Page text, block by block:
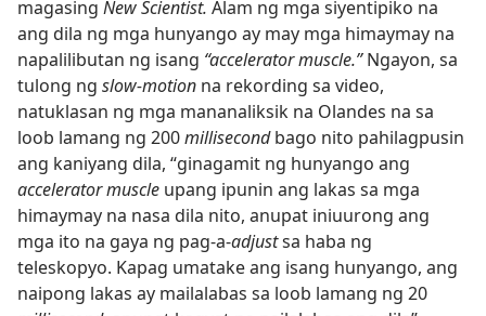
magasing New Scientist. Alam ng mga siyentipiko na
ang dila ng mga hunyango ay may mga himaymay na
napalilibutan ng isang “accelerator muscle.”Ngayon, sa
tulong ng slow-motion na rekording sa video,
natuklasan ng mga mananaliksik na Olandes na sa
loob lamang ng 200millisecondbago nito pahilagpusin
ang kaniyang dila, “ginagamit ng hunyango ang
accelerator muscle upang ipunin ang lakas sa mga
himaymay na nasa dila nito, anupat iniuurong ang
mga ito na gaya ng pag-a-adjustsa haba ng
teleskopyo. Kapag umatake ang isang hunyango, ang
naipong lakas ay mailalabas sa loob lamang ng 20